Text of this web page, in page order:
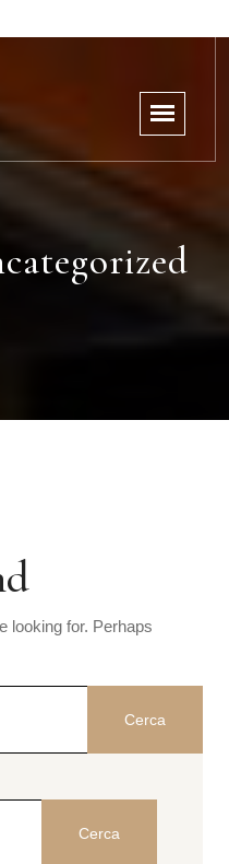
looking for. Perhaps
Cerca